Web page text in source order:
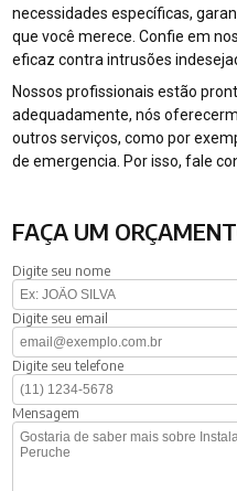
necessidades específicas,
que você merece. Confie em
eficaz contra intrusões
Nossos profissionais estão
adequadamente, nós
outros serviços, como por
de emergencia. Por isso, fale
FAÇA UM
Digite seu nome
Digite seu email
Digite seu telefone
Mensagem